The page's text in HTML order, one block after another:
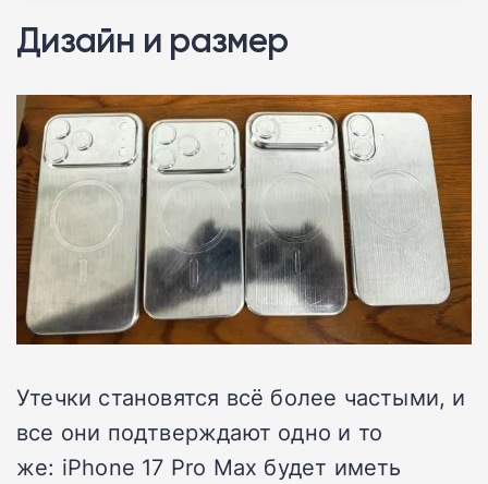
Дизайн и размер
Утечки становятся всё более частыми, и
все они подтверждают одно и то
же: iPhone 17 Pro Max будет иметь